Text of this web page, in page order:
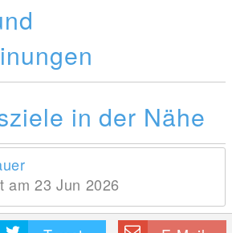
in der Nähe
am 23 Jun 2026